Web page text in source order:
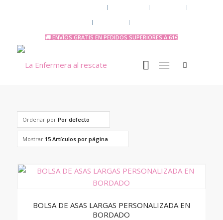
🚚 ENVÍOS GRATIS EN PEDIDOS SUPERIORES A 61€
Ordenar por Por defecto
Mostrar 15 Artículos por página
BOLSA DE ASAS LARGAS PERSONALIZADA EN
BORDADO